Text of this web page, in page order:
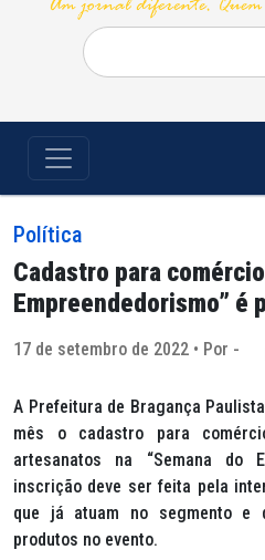
Pesquisar
por:
Política
Cadastro para
Empreendedorismo” é
17 de setembro de 2022 • Por -
A Prefeitura de Bragança
mês o cadastro para
artesanatos na “Semana do
inscrição deve ser feita pela
que já atuam no segmento e
produtos no evento.